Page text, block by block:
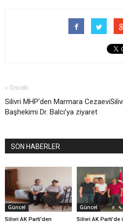
« Önceki
Silivri MHP’den Marmara Cezaevi
Başhekimi Dr. Balcı’ya ziyaret
SON HABERLER
Güncel
Silivri AK Parti'den
Güncel
Silivri AK Parti'de